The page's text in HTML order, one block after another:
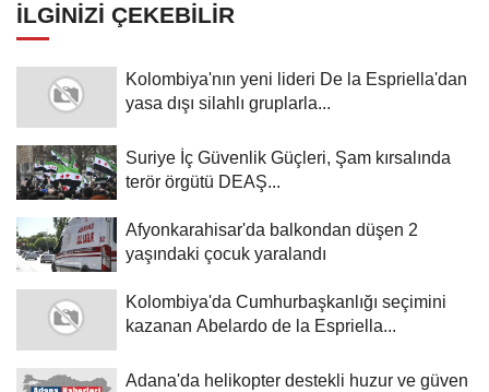
İLGINIZI ÇEKEBILIR
Kolombiya'nın yeni lideri De la Espriella'dan
yasa dışı silahlı gruplarla...
Suriye İç Güvenlik Güçleri, Şam kırsalında
terör örgütü DEAŞ...
Afyonkarahisar'da balkondan düşen 2
yaşındaki çocuk yaralandı
Kolombiya'da Cumhurbaşkanlığı seçimini
kazanan Abelardo de la Espriella...
Adana'da helikopter destekli huzur ve güven